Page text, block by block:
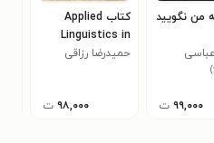
من نگویید
)
۹۹,۰۰۰ ت
کتاب Applied
Linguistics in
Focus
حمیدرضا رزاقی
۹۸,۰۰۰ ت